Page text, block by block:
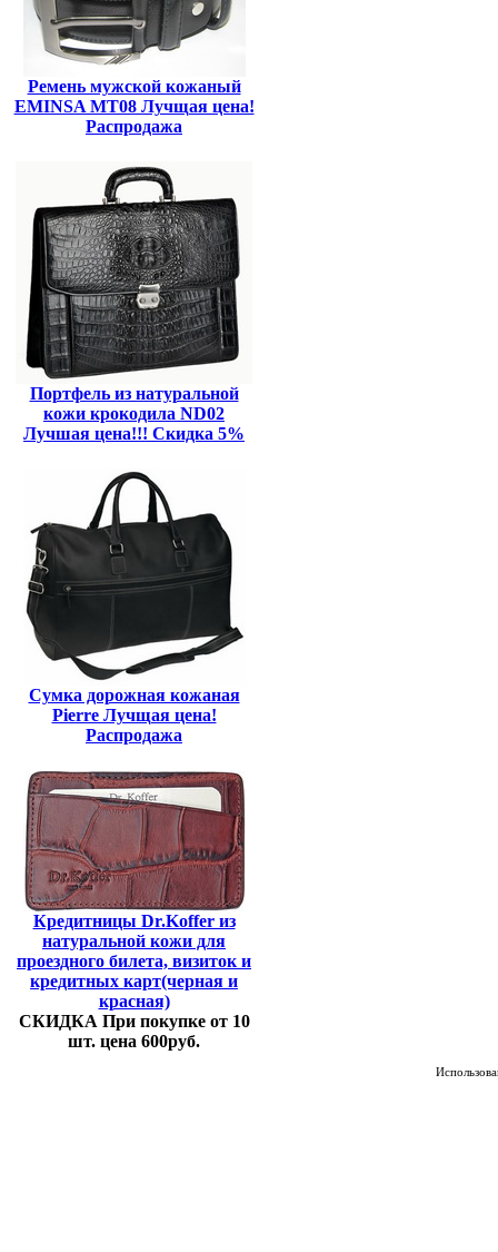
Ремень мужской кожаный
EMINSA MT08 Лучщая цена!
Распродажа
Портфель из натуральной
кожи крокодила ND02
Лучшая цена!!! Скидка 5%
Сумка дорожная кожаная
Pierre Лучщая цена!
Распродажа
Кредитницы Dr.Koffer из
натуральной кожи для
проездного билета, визиток и
кредитных карт(черная и
красная)
СКИДКА При покупке от 10
шт. цена 600руб.